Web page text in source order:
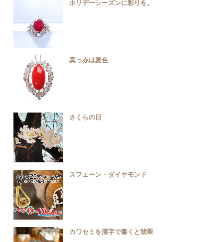
ホリデーシーズンに彩りを。
真っ赤は夏色
さくらの日
スフェーン・ダイヤモンド
カワセミを漢字で書くと翡翠